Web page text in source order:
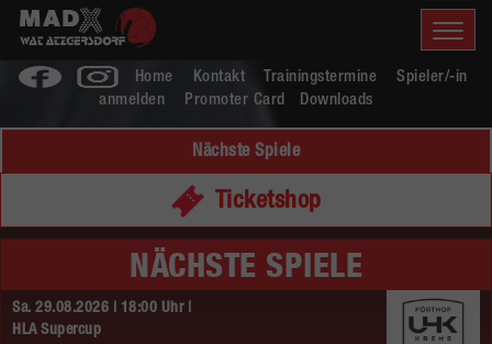
Home Kontakt Trainingstermine
Spieler/-in
anmelden
Promoter Card Downloads
Nächste Spiele
Ticketshop
NÄCHSTE SPIELE
Sa. 29.08.2026 | 18:00 Uhr |
HLA Supercup